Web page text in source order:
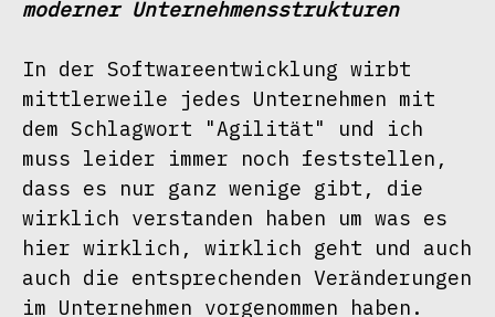
moderner Unternehmensstrukturen
In der Softwareentwicklung wirbt
mittlerweile jedes Unternehmen mit
dem Schlagwort "Agilität" und ich
muss leider immer noch feststellen,
dass es nur ganz wenige gibt, die
wirklich verstanden haben um was es
hier wirklich, wirklich geht und auch
auch die entsprechenden Veränderungen
im Unternehmen vorgenommen haben.